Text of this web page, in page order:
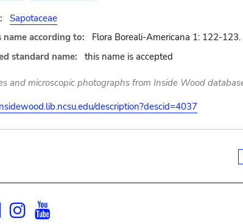
Sapotaceae
name according to:
Flora Boreali-Americana 1: 122-
standard name:
this name is accepted
and microscopic photographs from Inside Wood
description?descid=4037
Facebook
Instagram